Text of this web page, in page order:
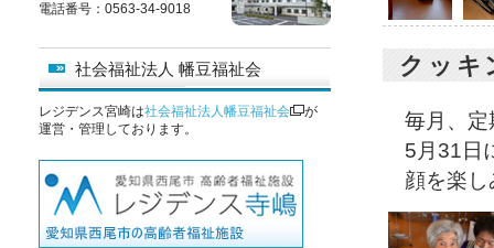
クッキ
毎月、
5月31日
顔を楽
電話番号：0563-34-9018
社会福祉法人 幡豆福祉会
レジデンス宮崎は社会福祉法人幡豆福祉会
が
運営・管理しております。